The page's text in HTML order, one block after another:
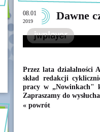
08.01
2019 Dawne
Przez lata działalności
skład redakcji
pracy w „Nowinkach"
Zapraszamy do
« powrót